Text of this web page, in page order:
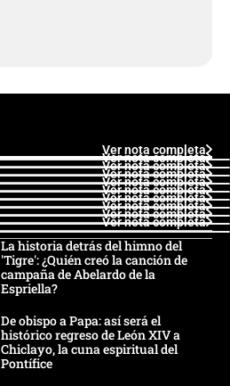
Ver nota completa
Ver nota completa
Ver nota completa
Ver nota completa
Ver nota completa
Ver nota completa
Ver nota completa
Ver nota completa
Ver nota completa
Ver nota completa
La historia detrás del himno del
'Tigre': ¿Quién creó la canción de
campaña de Abelardo de la
Espriella?
De obispo a Papa: así será el
histórico regreso de León XIV a
Chiclayo, la cuna espiritual del
Pontífice